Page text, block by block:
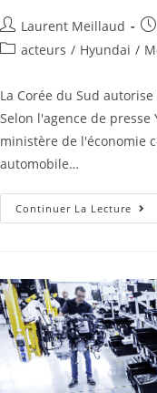
Laurent Meillaud
acteurs / Hyundai /
La Corée du Sud
Selon l'agence de presse
ministère de l'économie
automobile…
Continuer La Lecture